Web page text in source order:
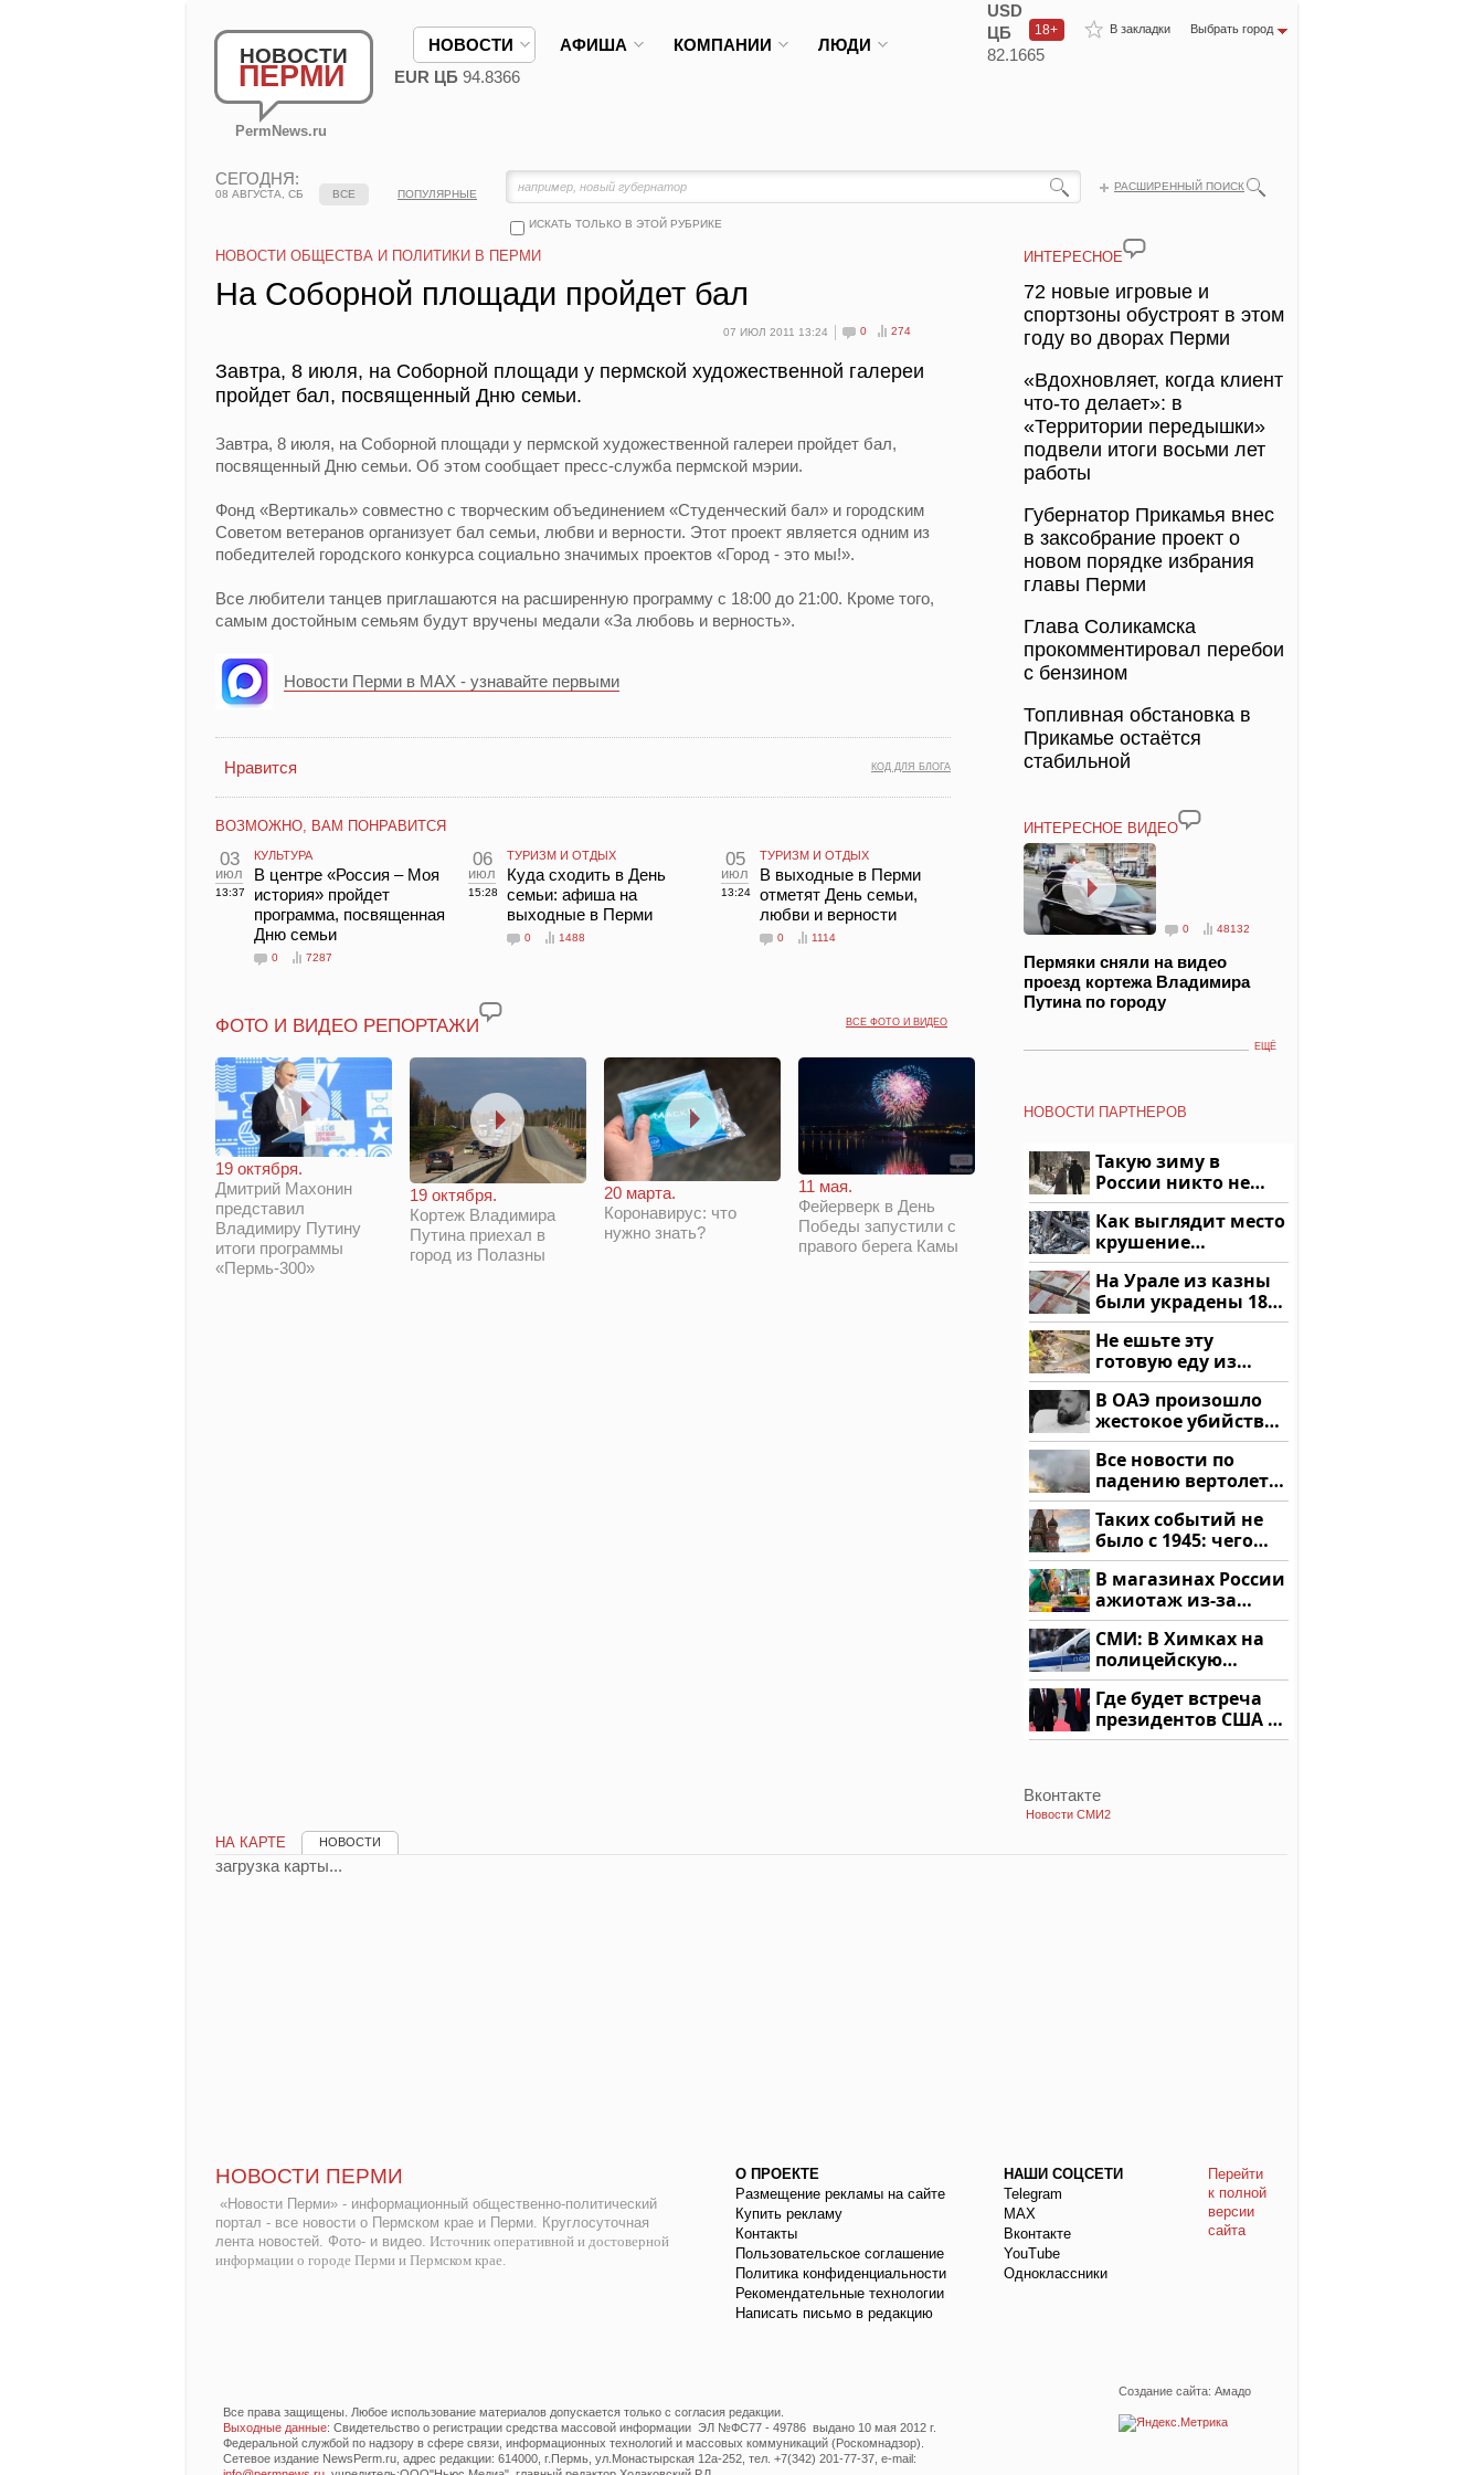
НОВОСТИ
ПЕРМИ
PermNews.ru
В закладки Выбрать город
18+
НОВОСТИ АФИША КОМПАНИИ ЛЮДИ
USD
ЦБ
82.1665
EUR ЦБ 94.8366
СЕГОДНЯ:
08 АВГУСТА, СБ
РАСШИРЕННЫЙ ПОИСК
ИСКАТЬ ТОЛЬКО В ЭТОЙ РУБРИКЕ
ВСЕ ПОПУЛЯРНЫЕ
НОВОСТИ ОБЩЕСТВА И ПОЛИТИКИ В ПЕРМИ
На Соборной площади пройдет бал
07 ИЮЛ 2011 13:24 0 274
Завтра, 8 июля, на Соборной площади у пермской художественной галереи
пройдет бал, посвященный Дню семьи.
Завтра, 8 июля, на Соборной площади у пермской художественной галереи пройдет бал,
посвященный Дню семьи. Об этом сообщает пресс-служба пермской мэрии.
Фонд «Вертикаль» совместно с творческим объединением «Студенческий бал» и городским
Советом ветеранов организует бал семьи, любви и верности. Этот проект является одним из
победителей городского конкурса социально значимых проектов «Город - это мы!».
Все любители танцев приглашаются на расширенную программу с 18:00 до 21:00. Кроме того,
самым достойным семьям будут вручены медали «За любовь и верность».
Новости Перми в MAX - узнавайте первыми
КОД ДЛЯ БЛОГА
Нравится
ВОЗМОЖНО, ВАМ ПОНРАВИТСЯ
03
июл
13:37
КУЛЬТУРА
В центре «Россия – Моя
история» пройдет
программа, посвященная
Дню семьи
0 7287
06
июл
15:28
ТУРИЗМ И ОТДЫХ
Куда сходить в День
семьи: афиша на
выходные в Перми
0 1488
05
июл
13:24
ТУРИЗМ И ОТДЫХ
В выходные в Перми
отметят День семьи,
любви и верности
0 1114
ВСЕ ФОТО И ВИДЕО
ФОТО И ВИДЕО РЕПОРТАЖИ
19 октября.
Дмитрий Махонин
представил
Владимиру Путину
итоги программы
«Пермь-300»
19 октября.
Кортеж Владимира
Путина приехал в
город из Полазны
20 марта.
Коронавирус: что
нужно знать?
11 мая.
Фейерверк в День
Победы запустили с
правого берега Камы
ИНТЕРЕСНОЕ
72 новые игровые и
спортзоны обустроят в этом
году во дворах Перми
«Вдохновляет, когда клиент
что-то делает»: в
«Территории передышки»
подвели итоги восьми лет
работы
Губернатор Прикамья внес
в заксобрание проект о
новом порядке избрания
главы Перми
Глава Соликамска
прокомментировал перебои
с бензином
Топливная обстановка в
Прикамье остаётся
стабильной
ИНТЕРЕСНОЕ ВИДЕО
0 48132
Пермяки сняли на видео
проезд кортежа Владимира
Путина по городу
ЕЩЁ
НОВОСТИ ПАРТНЕРОВ
Такую зиму в
России никто не
ждал: как так?!
Как выглядит место
крушение
вертолета на
Кавказе: смотреть
На Урале из казны
были украдены 18
миллионов рублей
Не ешьте эту
готовую еду из
магазина: список
В ОАЭ произошло
жестокое убийство
криптомиллионера
Все новости по
падению вертолета
на Кавказе: читать
здесь
Таких событий не
было с 1945: чего
ждать всем нам?
В магазинах России
ажиотаж из-за
этого продукта: что
купить?
СМИ: В Химках на
полицейскую
машину напали и
подожгли.
Где будет встреча
президентов США и
России: Европа?
Вконтакте
Новости СМИ2
НА КАРТЕ НОВОСТИ
загрузка карты...
НОВОСТИ ПЕРМИ
«Новости Перми» - информационный общественно-политический
портал - все новости о Пермском крае и Перми. Круглосуточная
лента новостей. Фото- и видео. Источник оперативной и достоверной
информации о городе Перми и Пермском крае.
О ПРОЕКТЕ
Размещение рекламы на сайте
Купить рекламу
Контакты
Пользовательское соглашение
Политика конфиденциальности
Рекомендательные технологии
Написать письмо в редакцию
НАШИ СОЦСЕТИ
Telegram
МАХ
Вконтакте
YouTube
Одноклассники
Перейти
к полной
версии
сайта
Создание сайта: Амадо
Все права защищены. Любое использование материалов допускается только с согласия редакции.
Выходные данные: Свидетельство о регистрации средства массовой информации ЭЛ №ФС77 - 49786 выдано 10 мая 2012 г.
Федеральной службой по надзору в сфере связи, информационных технологий и массовых коммуникаций (Роскомнадзор).
Сетевое издание NewsPerm.ru, адрес редакции: 614000, г.Пермь, ул.Монастырская 12а-252, тел. +7(342) 201-77-37, e-mail: